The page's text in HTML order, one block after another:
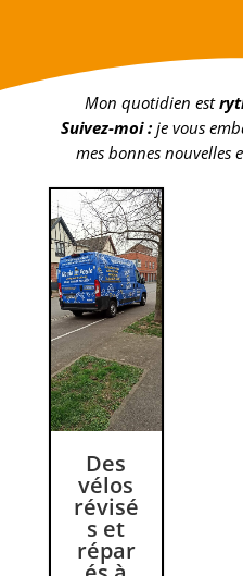
Mon quotidien est
Suivez-moi : je vous
mes bonnes nouvelles
Des
vélos
révisé
s et
répar